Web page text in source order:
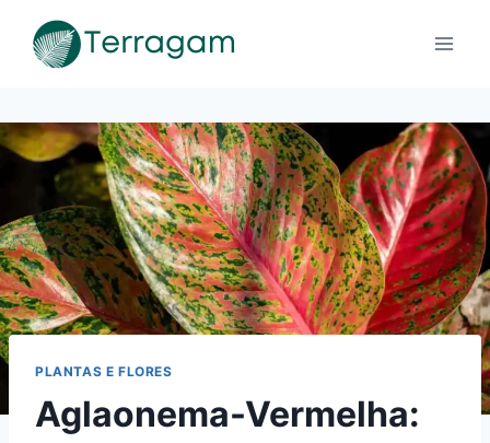
para
PLANTAS E FLORES
Aglaonema-Vermelha: